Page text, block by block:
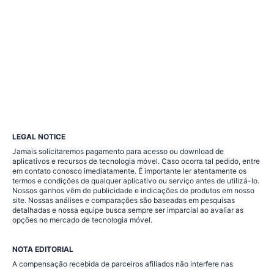
LEGAL NOTICE
Jamais solicitaremos pagamento para acesso ou download de
aplicativos e recursos de tecnologia móvel. Caso ocorra tal pedido, entre
em contato conosco imediatamente. É importante ler atentamente os
termos e condições de qualquer aplicativo ou serviço antes de utilizá-lo.
Nossos ganhos vêm de publicidade e indicações de produtos em nosso
site. Nossas análises e comparações são baseadas em pesquisas
detalhadas e nossa equipe busca sempre ser imparcial ao avaliar as
opções no mercado de tecnologia móvel.
NOTA EDITORIAL
A compensação recebida de parceiros afiliados não interfere nas